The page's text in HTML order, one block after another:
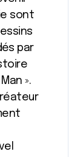
sont
par
».